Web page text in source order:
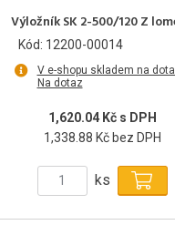
Výložník SK 2-500/120 Z
Kód: 12200-00014
V e-shopu skladem na
Na dotaz
1,620.04 Kč s DPH
1,338.88 Kč bez DPH
ks